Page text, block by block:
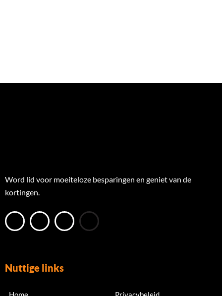
Word lid voor moeiteloze besparingen en geniet van de
kortingen.
Nuttige links